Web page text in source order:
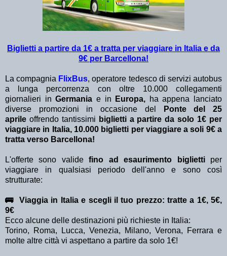
Biglietti a partire da 1€ a tratta per viaggiare in Italia e da
9€ per Barcellona!
La compagnia FlixBus, operatore tedesco di servizi autobus
a lunga percorrenza con oltre 10.000 collegamenti
giornalieri inGermania e in Europa, ha appena lanciato
diverse promozioni in occasione del
Ponte del 25
aprile offrendo tantissimi biglietti a partire da solo 1€ per
viaggiare in Italia, 10.000 biglietti per viaggiare a soli 9€ a
tratta verso Barcellona!
L'offerte sono validefino ad esaurimento biglietti per
viaggiare in qualsiasi periodo dell'anno e sono così
strutturate:
🚌 Viaggia in Italia e scegli il tuo prezzo: tratte a 1€, 5€,
9€
Ecco alcune delle destinazioni più richieste in Italia:
Torino, Roma, Lucca, Venezia, Milano, Verona, Ferrara e
molte altre città vi aspettano a partire da solo 1€!